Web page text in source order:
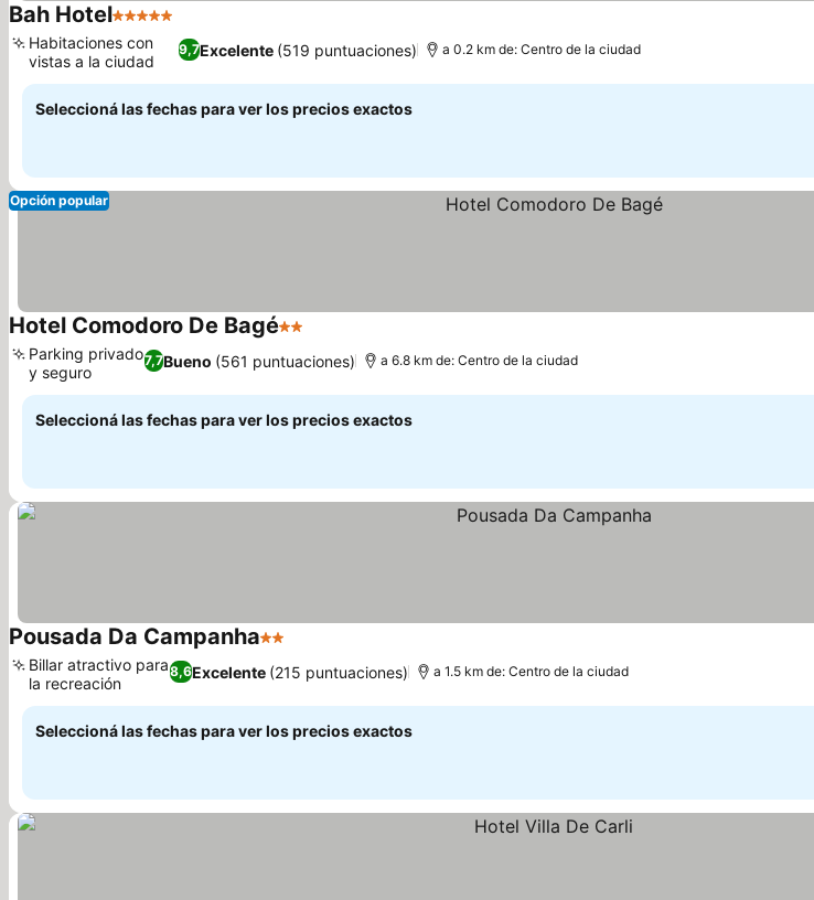
Bah Hotel5 Estrellas
9,7Excelente (519 puntuaciones)
Habitaciones con
vistas a la ciudad
a 0.2 km de: Centro de la ciudad
Seleccioná las fechas para ver los precios exactos
Opción popular
Hotel Comodoro De Bagé2 Estrellas
7,7Bueno (561 puntuaciones)
Parking privado
y seguro
a 6.8 km de: Centro de la ciudad
Seleccioná las fechas para ver los precios exactos
Pousada Da Campanha2 Estrellas
8,6Excelente (215 puntuaciones)
Billar atractivo para
la recreación
a 1.5 km de: Centro de la ciudad
Seleccioná las fechas para ver los precios exactos